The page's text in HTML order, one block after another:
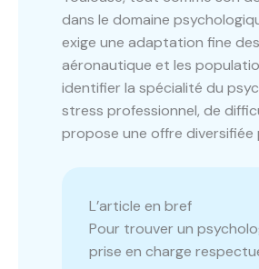
dans le domaine
exige une adaptation fine
aéronautique et les
identifier la spécialité du
stress professionnel, de
propose une offre
L’article en bref
Pour trouver un
prise en charge